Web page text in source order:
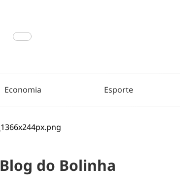
Economia Esporte
Blog do Bolinha